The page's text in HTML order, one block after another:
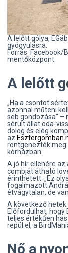
A lelőtt gólya,
gyógyulásra.
Forrás:
mentőközpont
A lelőtt
„Ha a csontot
azonnal műteni
seb gondozása”
sérült állat oda-
dolog és elég
az Esztergomban
röntgenezték
kórházban.
A jó hír ellenére
combját átható
érinthetett. „Ez
fogalmazott
étvágytalan, de
A következő hetek
Előfordulhat, hogy
teljes értékűen
repül el, a
Nő a